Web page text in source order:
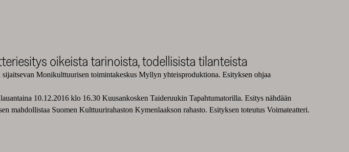
oikeista tarinoista, todellisista tilanteista
Monikulttuurisen toimintakeskus Myllyn yhteisproduktiona. Esityksen ohjaa
10.12.2016 klo 16.30 Kuusankosken Taideruukin Tapahtumatorilla. Esitys nähdään
mahdollistaa Suomen Kulttuurirahaston Kymenlaakson rahasto. Esityksen toteutus Voimateatteri.